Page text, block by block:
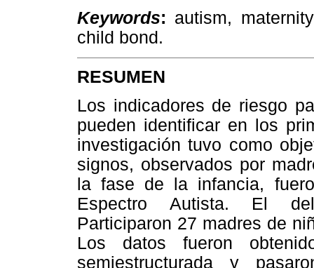
Keywords: autism,
child bond.
RESUMEN
Los indicadores de riesgo
pueden identificar en los
investigación tuvo como
signos, observados por
la fase de la infancia,
Espectro Autista. El
Participaron 27 madres de
Los datos fueron
semiestructurada y